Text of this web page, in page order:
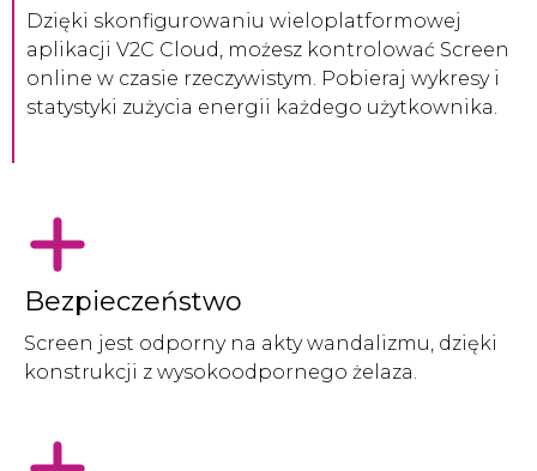
Dzięki skonfigurowaniu wieloplatformowej
aplikacji V2C Cloud, możesz kontrolować Screen
online w czasie rzeczywistym. Pobieraj wykresy i
statystyki zużycia energii każdego użytkownika.
Bezpieczeństwo
Screen jest odporny na akty wandalizmu, dzięki
konstrukcji z wysokoodpornego żelaza.